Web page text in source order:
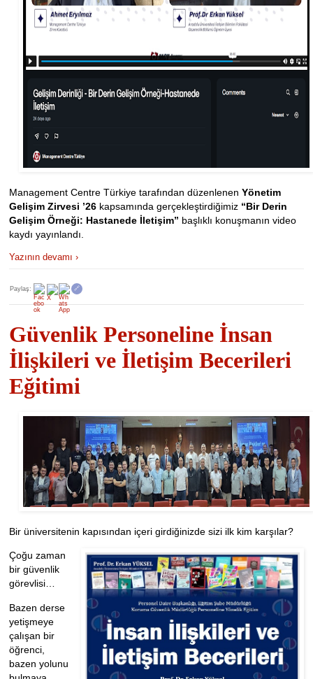
Management Centre Türkiye tarafından düzenlenen Yönetim
Gelişim Zirvesi ’26 kapsamında gerçekleştirdiğimiz “Bir Derin
Gelişim Örneği: Hastanede İletişim” başlıklı konuşmanın video
kaydı yayınlandı.
Yazının devamı ›
Paylaş: 🔗
Güvenlik Personeline İnsan
İlişkileri ve İletişim Becerileri
Eğitimi
Bir üniversitenin kapısından içeri girdiğinizde sizi ilk kim karşılar?
Çoğu zaman
bir güvenlik
görevlisi…
Bazen derse
yetişmeye
çalışan bir
öğrenci,
bazen yolunu